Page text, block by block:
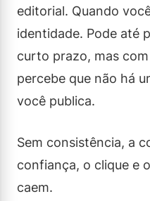
editorial. Quando
identidade. Pode até
curto prazo, mas
percebe que não há
você publica.
Sem consistência, a
confiança, o clique e
caem.